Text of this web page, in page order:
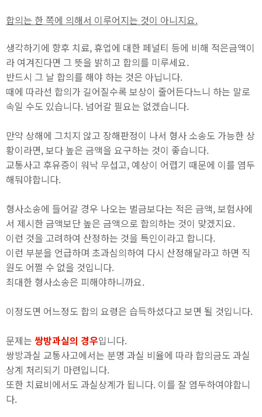
합의는 한 쪽에 의해서 이루어지는 것이 아니지요.
생각하기에 향후 치료, 휴업에 대한 페널티 등에 비해 적은금액이
라 여겨진다면 그 뜻을 밝히고 합의를 미루세요.
반드시 그 날 합의를 해야 하는 것은 아닙니다.
때에 따라선 합의가 길어질수록 보상이 줄어든다느니 하는 말로
속일 수도 있습니다. 넘어갈 필요는 없겠습니다.
만약 상해에 그치지 않고 장해판정이 나서 형사 소송도 가능한 상
황이라면, 보다 높은 금액을 요구하는 것이 좋습니다.
교통사고 후유증이 워낙 무섭고, 예상이 어렵기 때문에 이를 염두
해둬야합니다.
형사소송에 들어갈 경우 나오는 벌금보다는 적은 금액, 보험사에
서 제시한 금액보단 높은 금액으로 합의하는 것이 맞겠지요.
이런 것을 고려하여 산정하는 것을 특인이라고 합니다.
이런 부분을 언급하며 초과심의하여 다시 산정해달라고 하면 직
원도 어쩔 수 없을 것입니다.
최대한 형사소송은 피해야하니까요.
이정도면 어느정도 합의 요령은 습득하셨다고 보면 될 것입니다.
문제는 쌍방과실의 경우입니다.
쌍방과실 교통사고에서는 분명 과실 비율에 따라 합의금도 과실
상계 처리되기 마련입니다.
또한 치료비에서도 과실상계가 됩니다. 이를 잘 염두하여야합니
다.